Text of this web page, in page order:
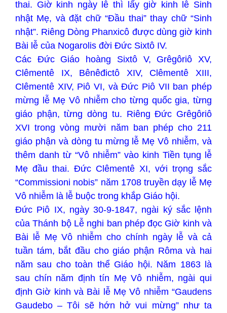
thai. Giờ kinh ngày lễ thì lấy giờ kinh lễ Sinh
nhật Mẹ, và đặt chữ “Đầu thai” thay chữ “Sinh
nhật”. Riêng Dòng Phanxicô được dùng giờ kinh
Bài lễ của Nogarolis đời Đức Sixtô IV.
Các Đức Giáo hoàng Sixtô V, Grêgôriô XV,
Clêmentê IX, Bênêđictô XIV, Clêmentê XIII,
Clêmentê XIV, Piô VI, và Đức Piô VII ban phép
mừng lễ Mẹ Vô nhiễm cho từng quốc gia, từng
giáo phận, từng dòng tu. Riêng Đức Grêgôriô
XVI trong vòng mười năm ban phép cho 211
giáo phận và dòng tu mừng lễ Mẹ Vô nhiễm, và
thêm danh từ “Vô nhiễm” vào kinh Tiền tụng lễ
Mẹ đầu thai. Đức Clêmentê XI, với trọng sắc
“Commissioni nobis” năm 1708 truyền dạy lễ Mẹ
Vô nhiễm là lễ buộc trong khắp Giáo hội.
Đức Piô IX, ngày 30-9-1847, ngài ký sắc lệnh
của Thánh bộ Lễ nghi ban phép đọc Giờ kinh và
Bài lễ Mẹ Vô nhiễm cho chính ngày lễ và cả
tuần tám, bắt đầu cho giáo phận Rôma và hai
năm sau cho toàn thể Giáo hội. Năm 1863 là
sau chín năm định tín Mẹ Vô nhiễm, ngài qui
định Giờ kinh và Bài lễ Mẹ Vô nhiễm “Gaudens
Gaudebo – Tôi sẽ hớn hở vui mừng” như ta